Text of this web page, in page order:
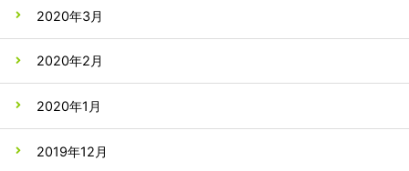
2020年3月
2020年2月
2020年1月
2019年12月